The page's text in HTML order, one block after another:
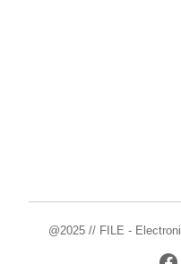
@2025 // FILE -